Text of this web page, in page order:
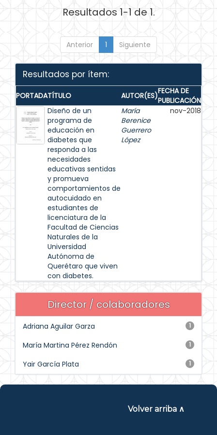
Resultados 1-1 de 1.
Anterior 1 Siguiente
Resultados por ítem:
PORTADATÍTULO AUTOR(ES)FECHA DE
PUBLICACIÓN
Diseño de un
programa de
educación en
diabetes que
responda a las
necesidades
educativas sentidas
y promueva
comportamientos de
autocuidado en
estudiantes de
licenciatura de la
Facultad de Ciencias
Naturales de la
Universidad
Autónoma de
Querétaro que viven
con diabetes.
María
Berenice
Guerrero
López
nov-2018
Director / colaboradores
1
Adriana Aguilar Garza
1
María Martina Pérez Rendón
1
Yair García Plata
Volver arriba ∧